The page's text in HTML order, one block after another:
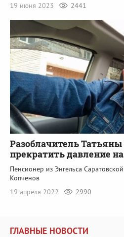
19 июня 2023
2441
Разоблачитель
прекратить давление
Пенсионер из Энгельса
Копченов
19 апреля 2022
2990
ГЛАВНЫЕ НОВОСТИ